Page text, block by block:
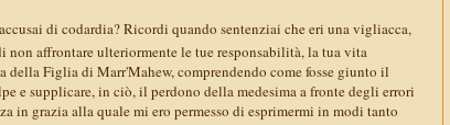
di codardia? Ricordi quando sentenziai che eri una vigliacca,
non affrontare ulteriormente le tue responsabilità, la tua vita
della Figlia di Marr'Mahew, comprendendo come fosse giunto il
e supplicare, in ciò, il perdono della medesima a fronte degli errori
in grazia alla quale mi ero permesso di esprimermi in modi tanto